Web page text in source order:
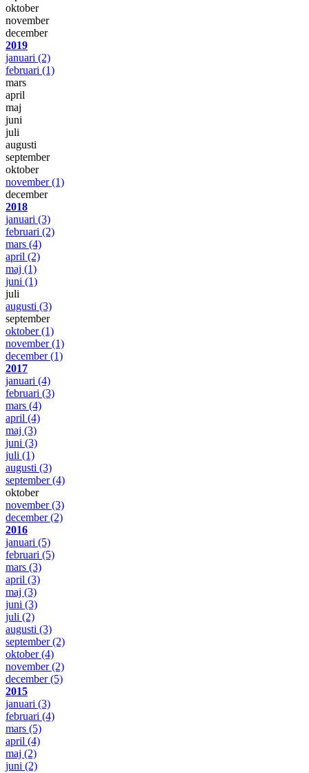
oktober
november
december
2019
januari (2)
februari (1)
mars
april
maj
juni
juli
augusti
september
oktober
november(1)
december
2018
januari (3)
februari (2)
mars (4)
april (2)
maj (1)
juni (1)
juli
augusti (3)
september
oktober(1)
november(1)
december(1)
2017
januari (4)
februari (3)
mars (4)
april (4)
maj (3)
juni (3)
juli (1)
augusti (3)
september(4)
oktober
november(3)
december(2)
2016
januari (5)
februari (5)
mars (3)
april (3)
maj (3)
juni (3)
juli (2)
augusti (3)
september(2)
oktober(4)
november(2)
december(5)
2015
januari (3)
februari (4)
mars (5)
april (4)
maj (2)
juni (2)